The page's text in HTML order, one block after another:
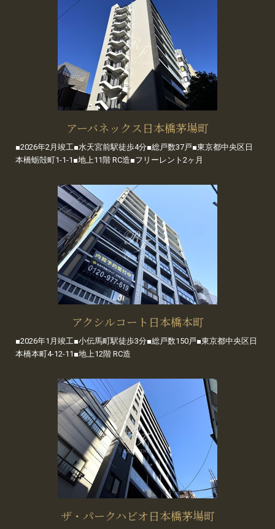
アーバネックス日本橋茅場町
■2026年2月竣工■水天宮前駅徒歩4分■総戸数37戸■東京都中央区日
本橋蛎殻町1-1-1■地上11階 RC造■フリーレント2ヶ月
アクシルコート日本橋本町
■2026年1月竣工■小伝馬町駅徒歩3分■総戸数150戸■東京都中央区日
本橋本町4-12-11■地上12階 RC造
ザ・パークハビオ日本橋茅場町